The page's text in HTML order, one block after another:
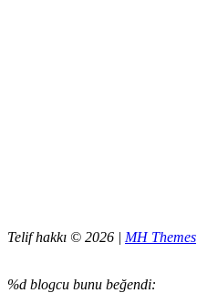
Telif hakkı © 2026 | MH Themes
%d blogcu bunu beğendi: